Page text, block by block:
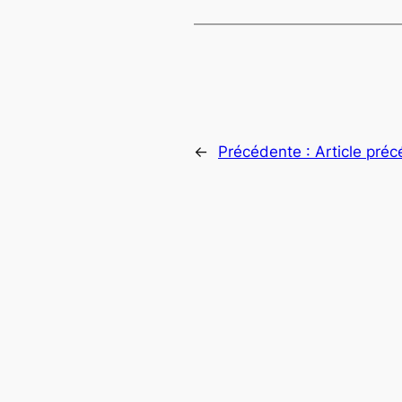
← Précédente : Article